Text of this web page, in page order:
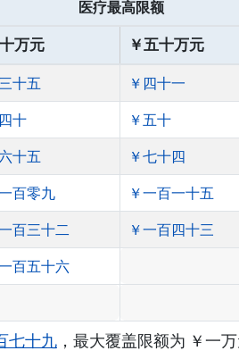
医疗最高限额
万元 ￥五十万元
十五 ￥四十一
十 ￥五十
十五 ￥七十四
百零九 ￥一百一十五
百三十二 ￥一百四十三
百五十六
七十九 ，最大覆盖限额为 ￥一